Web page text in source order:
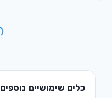
כלים שימושיים נוספים